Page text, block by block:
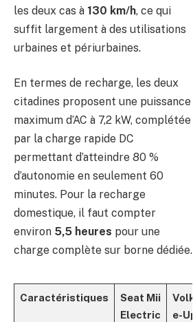
les deux cas à 130 km/h, ce qui
suffit largement à des utilisations
urbaines et périurbaines.
En termes de recharge, les deux
citadines proposent une puissance
maximum d’AC à 7,2 kW, complétée
par la charge rapide DC
permettant d’atteindre 80 %
d’autonomie en seulement 60
minutes. Pour la recharge
domestique, il faut compter
environ 5,5 heures pour une
charge complète sur borne dédiée.
Caractéristiques
Seat Mii
Electric
e-